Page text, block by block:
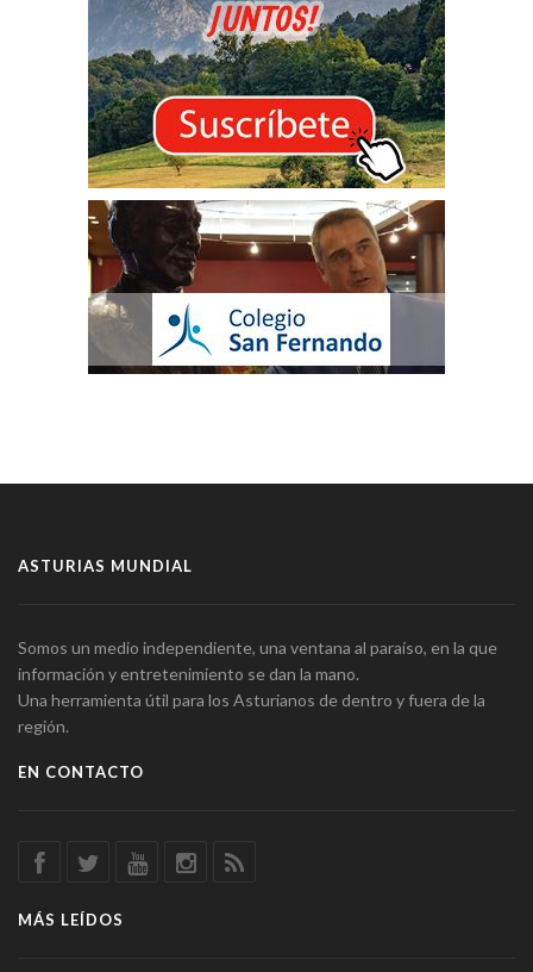
ASTURIAS MUNDIAL
Somos un medio independiente, una ventana al paraíso, en la que
información y entretenimiento se dan la mano.
Una herramienta útil para los Asturianos de dentro y fuera de la
región.
EN CONTACTO
MÁS LEÍDOS